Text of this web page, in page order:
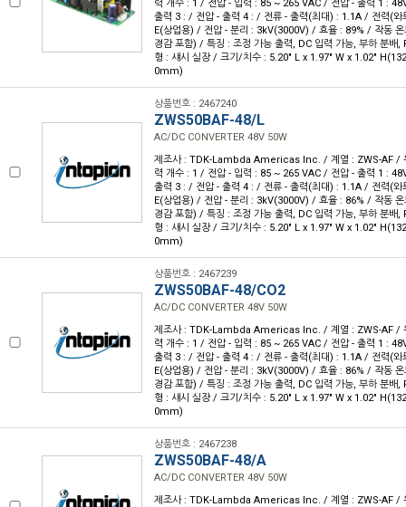
력 개수 : 1 / 전압 - 입력 : 85 ~ 265 VAC / 전압 - 출력 1 :
출력 3 : / 전압 - 출력 4 : / 전류 - 출력(최대) : 1.1A / 전력(
E(상업용) / 전압 - 분리 : 3kV(3000V) / 효율 : 89% / 작동 온
경감 포함) / 특징 : 조정 가능 출력, DC 입력 가능, 부하 분배
형 : 섀시 실장 / 크기/치수 : 5.20" L x 1.97" W x 1.02"
0mm)
상품번호 : 2467240
ZWS50BAF-48/L
AC/DC CONVERTER 48V 50W
제조사 : TDK-Lambda Americas Inc. / 계열 : ZWS-AF /
력 개수 : 1 / 전압 - 입력 : 85 ~ 265 VAC / 전압 - 출력 1 :
출력 3 : / 전압 - 출력 4 : / 전류 - 출력(최대) : 1.1A / 전력(
E(상업용) / 전압 - 분리 : 3kV(3000V) / 효율 : 86% / 작동 온
경감 포함) / 특징 : 조정 가능 출력, DC 입력 가능, 부하 분배
형 : 섀시 실장 / 크기/치수 : 5.20" L x 1.97" W x 1.02"
0mm)
상품번호 : 2467239
ZWS50BAF-48/CO2
AC/DC CONVERTER 48V 50W
제조사 : TDK-Lambda Americas Inc. / 계열 : ZWS-AF /
력 개수 : 1 / 전압 - 입력 : 85 ~ 265 VAC / 전압 - 출력 1 :
출력 3 : / 전압 - 출력 4 : / 전류 - 출력(최대) : 1.1A / 전력(
E(상업용) / 전압 - 분리 : 3kV(3000V) / 효율 : 86% / 작동 온
경감 포함) / 특징 : 조정 가능 출력, DC 입력 가능, 부하 분배
형 : 섀시 실장 / 크기/치수 : 5.20" L x 1.97" W x 1.02"
0mm)
상품번호 : 2467238
ZWS50BAF-48/A
AC/DC CONVERTER 48V 50W
제조사 : TDK-Lambda Americas Inc. / 계열 : ZWS-AF /